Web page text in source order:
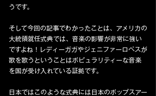
うです。
そして今回の記事でわかったことは、アメリカの
大統領就任式典では、音楽の影響が非常に強い
ですよね！レディーガガやジェニファーロペスが
歌を歌うということはポピュラリティーな音楽
を国が受け入れている証拠です。
日本ではこのような式典には日本のポップスアー